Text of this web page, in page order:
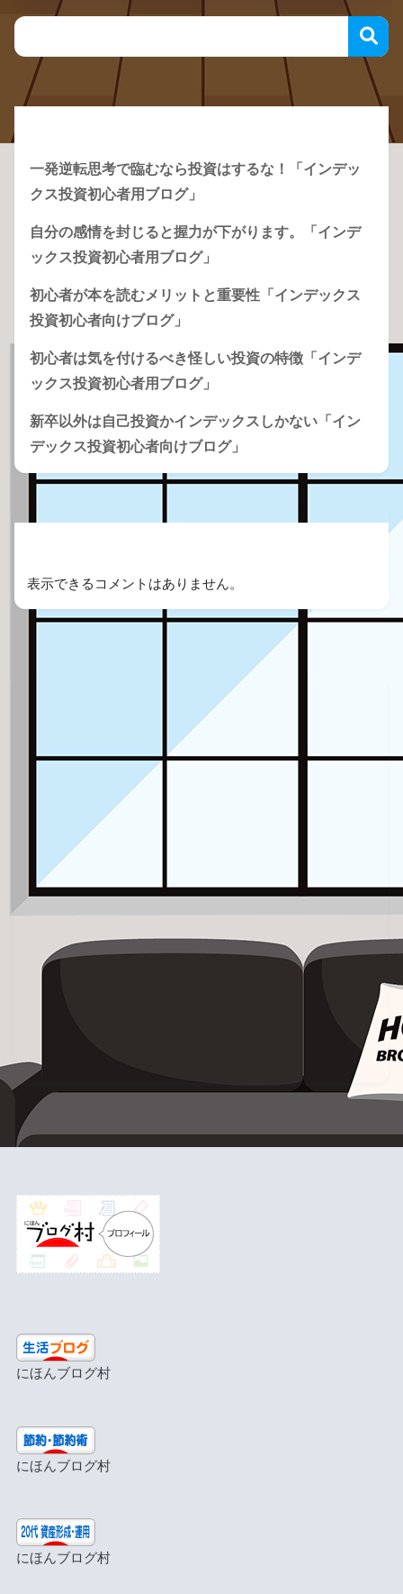
一発逆転思考で臨むなら投資はするな！「インデッ
クス投資初心者用ブログ」
自分の感情を封じると握力が下がります。「インデ
ックス投資初心者用ブログ」
初心者が本を読むメリットと重要性「インデックス
投資初心者向けブログ」
初心者は気を付けるべき怪しい投資の特徴「インデ
ックス投資初心者用ブログ」
新卒以外は自己投資かインデックスしかない「イン
デックス投資初心者向けブログ」
表示できるコメントはありません。
にほんブログ村
にほんブログ村
にほんブログ村